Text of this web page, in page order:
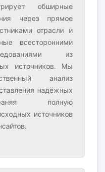
обширные
через прямое
отрасли и
всесторонними
из
источников. Мы
анализ
надёжных
полную
источников